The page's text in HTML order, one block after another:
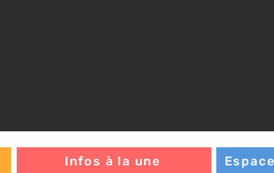
Infos à la une